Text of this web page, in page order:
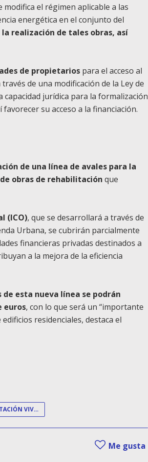
el régimen aplicable a las
energética en el conjunto del
realización de tales obras, así
de propietarios para el acceso al
de una modificación de la Ley de
jurídica para la formalización
su acceso a la financiación.
de una línea de avales para la
obras de rehabilitación que
(ICO), que se desarrollará a través de
Urbana, se cubrirán parcialmente
financieras privadas destinados a
a la mejora de la eficiencia
de esta nueva línea se podrán
euros, con lo que será un “importante
residenciales, destaca el
REHABILITACIÓN VIVIENDAS
Me gusta